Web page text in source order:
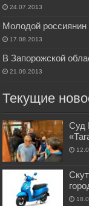
24.07.2013
Молодой россиянин
17.08.2013
В Запорожской
21.09.2013
Текущие
Суд